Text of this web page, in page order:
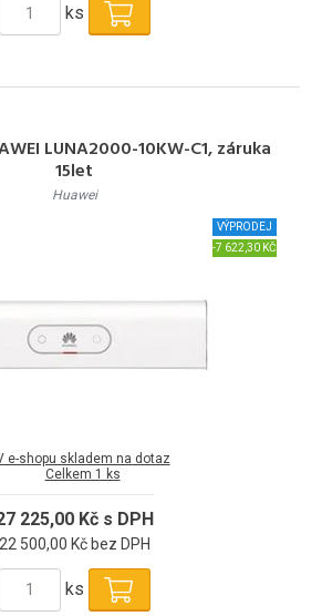
ks
LUNA2000-10KW-C1, záruka
15let
Huawei
VÝPRODEJ
-7 622,30 KČ
e-shopu skladem na dotaz
Celkem 1 ks
225,00 Kč s DPH
22 500,00 Kč bez DPH
ks